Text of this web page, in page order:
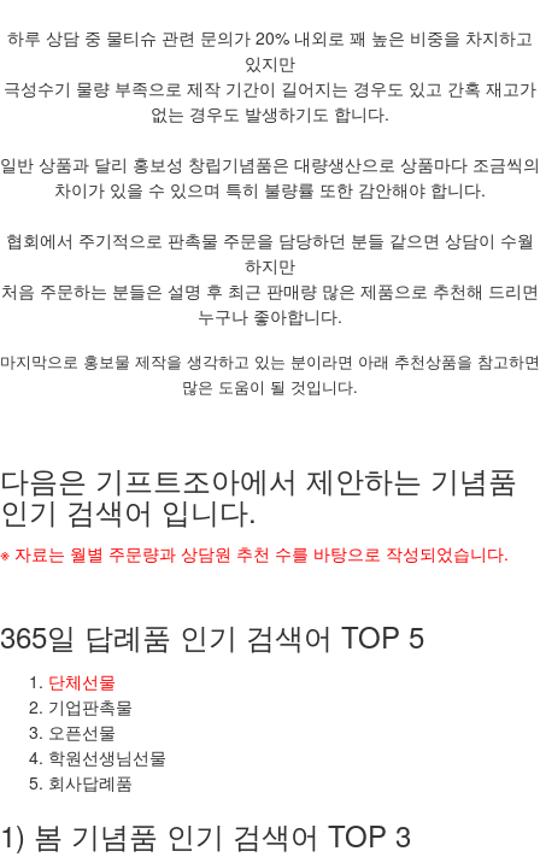
하루 상담 중 물티슈 관련 문의가 20% 내외로 꽤 높은 비중을 차지하고
있지만
극성수기 물량 부족으로 제작 기간이 길어지는 경우도 있고 간혹 재고가
없는 경우도 발생하기도 합니다.
일반 상품과 달리 홍보성 창립기념품은 대량생산으로 상품마다 조금씩의
차이가 있을 수 있으며 특히 불량률 또한 감안해야 합니다.
협회에서 주기적으로 판촉물 주문을 담당하던 분들 같으면 상담이 수월
하지만
처음 주문하는 분들은 설명 후 최근 판매량 많은 제품으로 추천해 드리면
누구나 좋아합니다.
마지막으로 홍보물 제작을 생각하고 있는 분이라면 아래 추천상품을 참고하면
많은 도움이 될 것입니다.
다음은 기프트조아에서 제안하는 기념품
인기 검색어 입니다.
※ 자료는 월별 주문량과 상담원 추천 수를 바탕으로 작성되었습니다.
365일 답례품 인기 검색어 TOP 5
단체선물
기업판촉물
오픈선물
학원선생님선물
회사답례품
1) 봄 기념품 인기 검색어 TOP 3